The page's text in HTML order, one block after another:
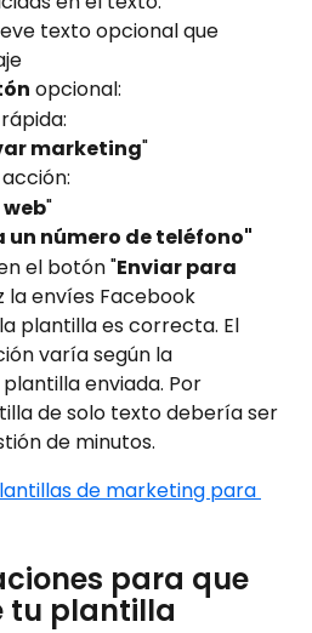
texto opcional que
opcional:
marketing"
"
un número de teléfono"
el botón "Enviar para
la envíes Facebook
plantilla es correcta. El
varía según la
enviada. Por
de solo texto debería ser
de minutos.
de marketing para
para que
tu plantilla